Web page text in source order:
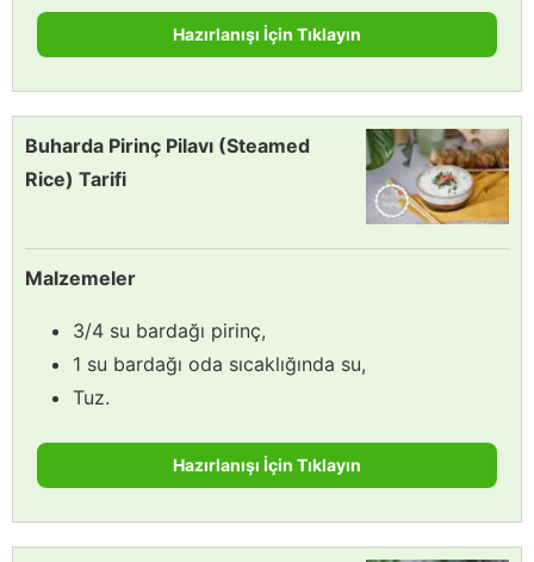
Hazırlanışı İçin Tıklayın
Buharda Pirinç Pilavı (Steamed
Rice) Tarifi
Malzemeler
3/4 su bardağı pirinç,
1 su bardağı oda sıcaklığında su,
Tuz.
Hazırlanışı İçin Tıklayın